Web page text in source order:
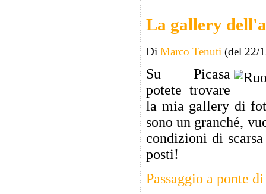
La gallery
Di Marco Tenuti (del 22/
Su Picasa
potete trovare
la mia gallery di
sono un granché,
condizioni di
posti!
Passaggio a ponte